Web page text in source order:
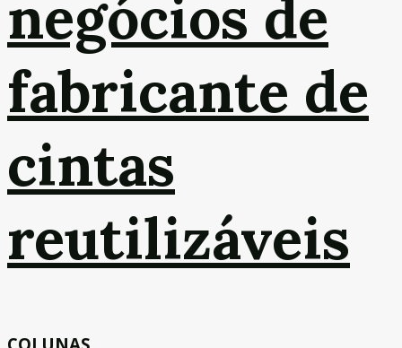
negócios de
fabricante de
cintas
reutilizáveis